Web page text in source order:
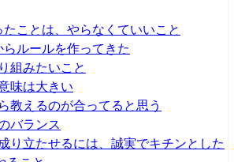
たことは、やらなくていいこと
らルールを作ってきた
組みたいこと
味は大きい
教えるのが合ってると思う
バランス
り立たせるには、誠実でキチンとした